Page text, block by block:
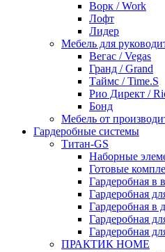
Ворк / Work
Лофт
Лидер
Мебель для
Вегас / Vegas
Гранд / Grand
Таймс / Time.S
Рио Директ /
Бонд
Мебель от
Гардеробные системы
Титан-GS
Наборные
Готовые
Гардеробная в
Гардеробная
Гардеробная в
Гардеробная
Гардеробная
ПРАКТИК HOME